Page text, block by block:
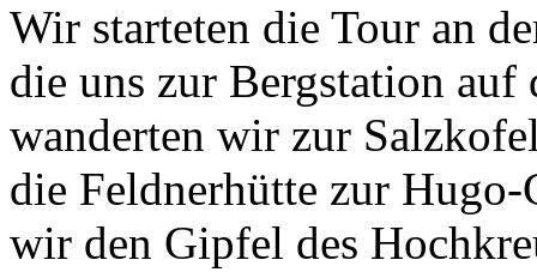
Wir starteten die Tour an
die uns zur Bergstation auf
wanderten wir zur
die Feldnerhütte zur
wir den Gipfel des